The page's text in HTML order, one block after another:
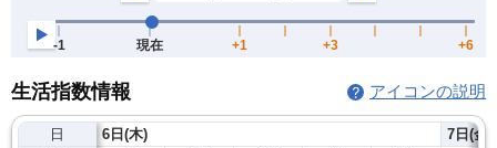
生活指数情報 アイコンの説明
日
6日(木) 7日(金)